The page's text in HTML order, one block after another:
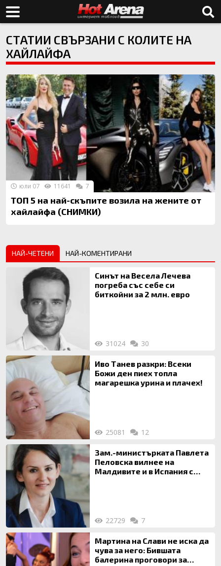
СТАТИИ СВЪРЗАНИ С КОЛИТЕ НА
ХАЙЛАЙФА
ТОП 5 на най-скъпите возила на жените от
хайлайфа (СНИМКИ)
юли 07 11641 7
НАЙ-ЧЕТЕНИ НАЙ-КОМЕНТИРАНИ
Синът на Весела Лечева
погреба със себе си
биткойни за 2 млн. евро
31024 30
Иво Танев разкри: Всеки
Божи ден пиех топла
магарешка урина и плачех!
25081 12
Зам.-министърката Павлета
Пеловска вилнее на
Малдивите и в Испания с
22729 7
Мартина на Слави не иска да
чува за него: Бившата
балерина проговори за